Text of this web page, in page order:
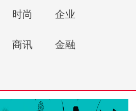
时尚 企业
商讯 金融